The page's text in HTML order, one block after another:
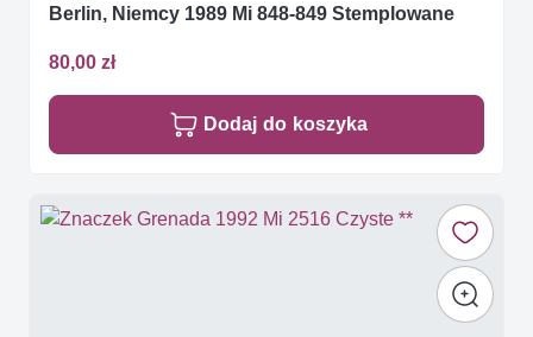
Berlin, Niemcy 1989 Mi 848-849 Stemplowane
80,00 zł
Dodaj do koszyka